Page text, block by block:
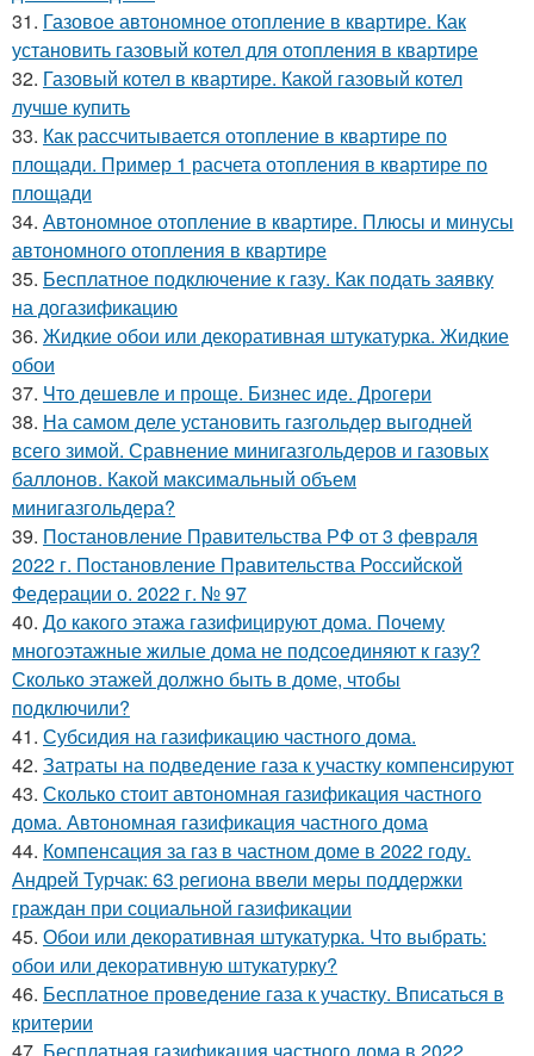
31. Газовое автономное отопление в квартире. Как
установить газовый котел для отопления в квартире
32. Газовый котел в квартире. Какой газовый котел
лучше купить
33. Как рассчитывается отопление в квартире по
площади. Пример 1 расчета отопления в квартире по
площади
34. Автономное отопление в квартире. Плюсы и минусы
автономного отопления в квартире
35. Бесплатное подключение к газу. Как подать заявку
на догазификацию
36. Жидкие обои или декоративная штукатурка. Жидкие
обои
37. Что дешевле и проще. Бизнес иде. Дрогери
38. На самом деле установить газгольдер выгодней
всего зимой. Сравнение минигазгольдеров и газовых
баллонов. Какой максимальный объем
минигазгольдера?
39. Постановление Правительства РФ от 3 февраля
2022 г. Постановление Правительства Российской
Федерации о. 2022 г. № 97
40. До какого этажа газифицируют дома. Почему
многоэтажные жилые дома не подсоединяют к газу?
Сколько этажей должно быть в доме, чтобы
подключили?
41. Субсидия на газификацию частного дома.
42. Затраты на подведение газа к участку компенсируют
43. Сколько стоит автономная газификация частного
дома. Автономная газификация частного дома
44. Компенсация за газ в частном доме в 2022 году.
Андрей Турчак: 63 региона ввели меры поддержки
граждан при социальной газификации
45. Обои или декоративная штукатурка. Что выбрать:
обои или декоративную штукатурку?
46. Бесплатное проведение газа к участку. Вписаться в
критерии
47. Бесплатная газификация частного дома в 2022.